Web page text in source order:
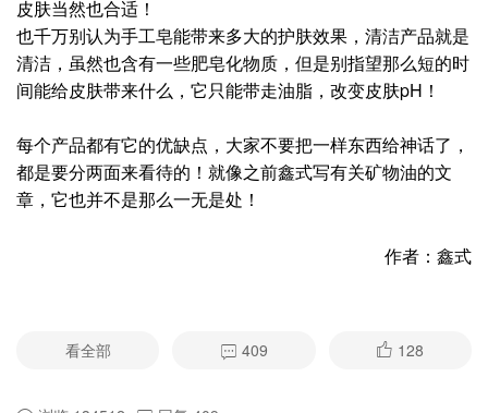
另外鑫式觉得用那些好的植物油来制作手工皂其实是对植物
油的浪费，而且搅啊搅啊也挺浪费时间的，所以鑫式几年前
了解和对比了一些情况之后才转向氨基酸洁面产品。最近一
个以皂起家的品牌也开始弃皂全面进军氨基酸清洁产品了，
板是不是也是因为这些原因呢？当然，鑫式并不是就说氨基
酸洁面产品就全部都好，也是要看配方而定的！另外氨基酸
类的表活也是化工产品是属非天然，只是它会比皂里面的脂
另外偶尔洗洗手，夏天洗洗背部，也还是可以的！油性皮肤